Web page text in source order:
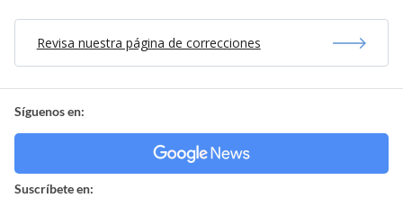
Revisa nuestra página de correcciones
Síguenos en:
Suscríbete en: